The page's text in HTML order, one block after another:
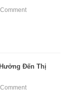
Đến Thị